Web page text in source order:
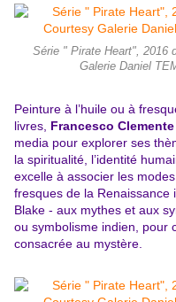
Série " Pirate Heart", 2016
Galerie Daniel
Peinture à l’huile ou à
livres, Francesco Clemente
media pour explorer ses
la spiritualité, l’identité
excelle à associer les
fresques de la Renaissance
Blake - aux mythes et aux
ou symbolisme indien,
consacrée au mystère.